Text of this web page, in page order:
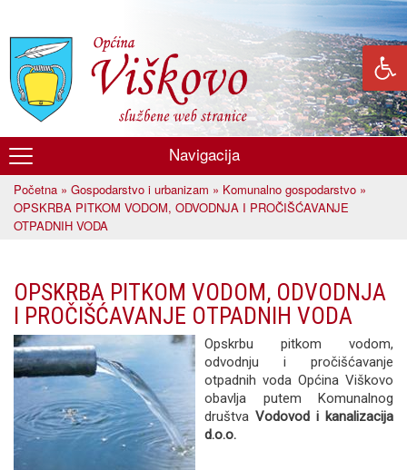
glavni
sadržaj
Općina
Viškovo
Navigacija
Vi ste ovdje
Početna » Gospodarstvo i urbanizam » Komunalno gospodarstvo »
OPSKRBA PITKOM VODOM, ODVODNJA I PROČIŠĆAVANJE
OTPADNIH VODA
OPSKRBA PITKOM VODOM, ODVODNJA
I PROČIŠĆAVANJE OTPADNIH VODA
Opskrbu pitkom vodom,
odvodnju i pročišćavanje
otpadnih voda Općina Viškovo
obavlja putem Komunalnog
društva Vodovod i kanalizacija
d.o.o.